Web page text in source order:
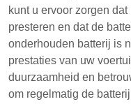
kunt u ervoor zorgen
presteren en dat de
onderhouden batterij is
prestaties van uw
duurzaamheid en
om regelmatig de